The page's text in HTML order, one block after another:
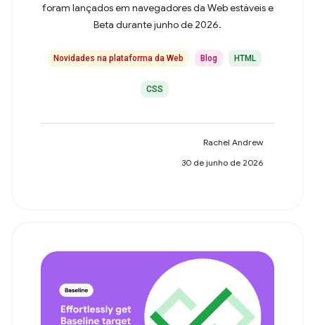
foram lançados em navegadores da Web estáveis e
Beta durante junho de 2026.
Novidades na plataforma da Web Blog HTML
CSS
Rachel Andrew
30 de junho de 2026